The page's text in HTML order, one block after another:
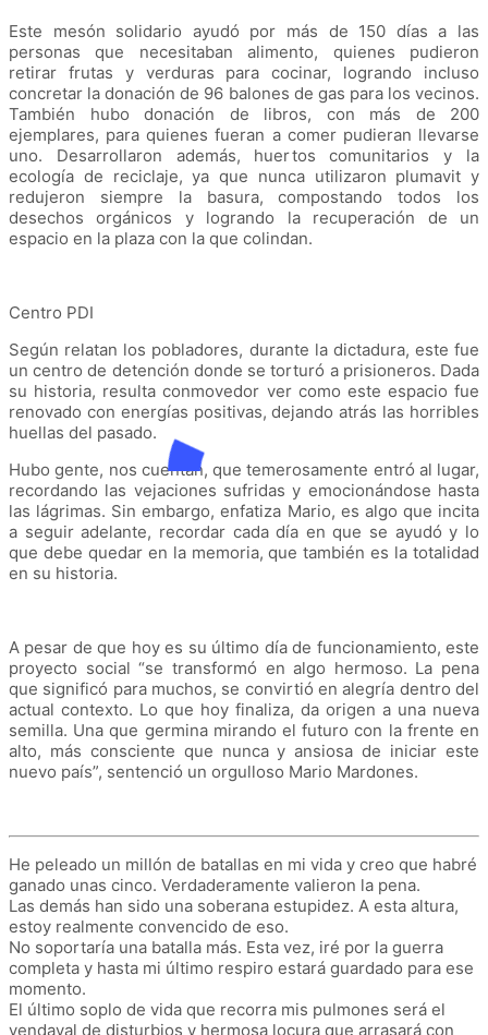
Este mesón solidario ayudó por más de 150 días a las
personas que necesitaban alimento, quienes pudieron
retirar frutas y verduras para cocinar, logrando incluso
concretar la donación de 96 balones de gas para los vecinos.
También hubo donación de libros, con más de 200
ejemplares, para quienes fueran a comer pudieran llevarse
uno. Desarrollaron además, huertos comunitarios y la
ecología de reciclaje, ya que nunca utilizaron plumavit y
redujeron siempre la basura, compostando todos los
desechos orgánicos y logrando la recuperación de un
espacio en la plaza con la que colindan.
Centro PDI
Según relatan los pobladores, durante la dictadura, este fue
un centro de detención donde se torturó a prisioneros. Dada
su historia, resulta conmovedor ver como este espacio fue
renovado con energías positivas, dejando atrás las horribles
huellas del pasado.
Hubo gente, nos cuentan, que temerosamente entró al lugar,
recordando las vejaciones sufridas y emocionándose hasta
las lágrimas. Sin embargo, enfatiza Mario, es algo que incita
a seguir adelante, recordar cada día en que se ayudó y lo
que debe quedar en la memoria, que también es la totalidad
en su historia.
A pesar de que hoy es su último día de funcionamiento, este
proyecto social “se transformó en algo hermoso. La pena
que significó para muchos, se convirtió en alegría dentro del
actual contexto. Lo que hoy finaliza, da origen a una nueva
semilla. Una que germina mirando el futuro con la frente en
alto, más consciente que nunca y ansiosa de iniciar este
nuevo país”, sentenció un orgulloso Mario Mardones.
He peleado un millón de batallas en mi vida y creo que habré
ganado unas cinco. Verdaderamente valieron la pena.
Las demás han sido una soberana estupidez. A esta altura,
estoy realmente convencido de eso.
No soportaría una batalla más. Esta vez, iré por la guerra
completa y hasta mi último respiro estará guardado para ese
momento.
El último soplo de vida que recorra mis pulmones será el
vendaval de disturbios y hermosa locura que arrasará con